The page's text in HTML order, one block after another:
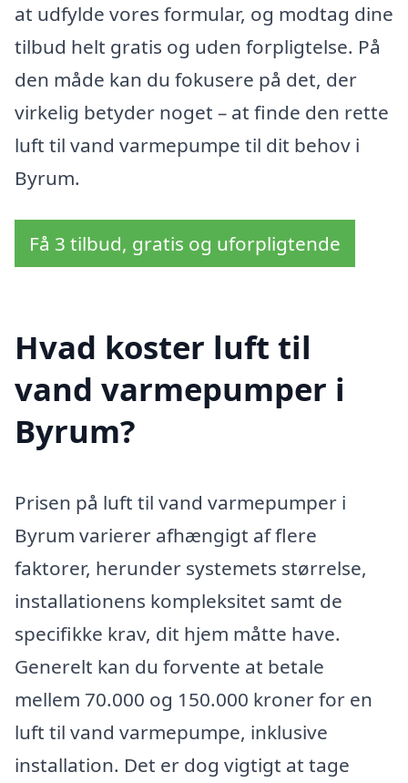
at udfylde vores formular, og modtag dine
tilbud helt gratis og uden forpligtelse. På
den måde kan du fokusere på det, der
virkelig betyder noget – at finde den rette
luft til vand varmepumpe til dit behov i
Byrum.
Få 3 tilbud, gratis og uforpligtende
Hvad koster luft til
vand varmepumper i
Byrum?
Prisen på luft til vand varmepumper i
Byrum varierer afhængigt af flere
faktorer, herunder systemets størrelse,
installationens kompleksitet samt de
specifikke krav, dit hjem måtte have.
Generelt kan du forvente at betale
mellem 70.000 og 150.000 kroner for en
luft til vand varmepumpe, inklusive
installation. Det er dog vigtigt at tage